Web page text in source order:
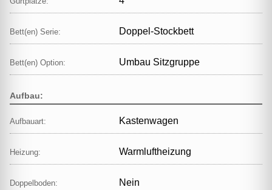
Bett(en) Serie: Doppel‑Stockbett
Bett(en) Option: Umbau Sitzgruppe
Aufbau:
Aufbauart: Kastenwagen
Heizung: Warmluftheizung
Doppelboden: Nein